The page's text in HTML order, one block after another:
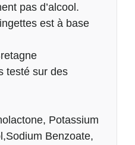
pas d’alcool.
est à base
testé sur des
Potassium
Benzoate,